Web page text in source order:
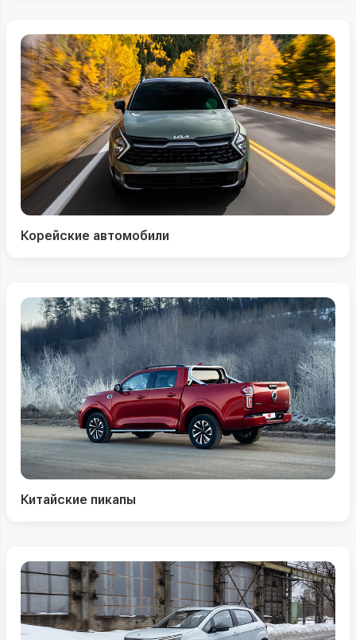
Корейские автомобили
Китайские пикапы